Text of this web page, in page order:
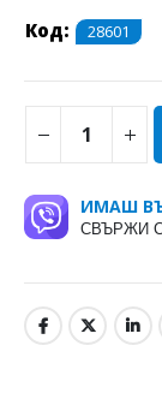
Код: 28601
ИМАШ
СВЪРЖИ